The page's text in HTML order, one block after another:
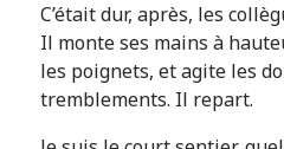
C’était dur, après, les
Il monte ses mains à
les poignets, et agite les
tremblements. Il repart.